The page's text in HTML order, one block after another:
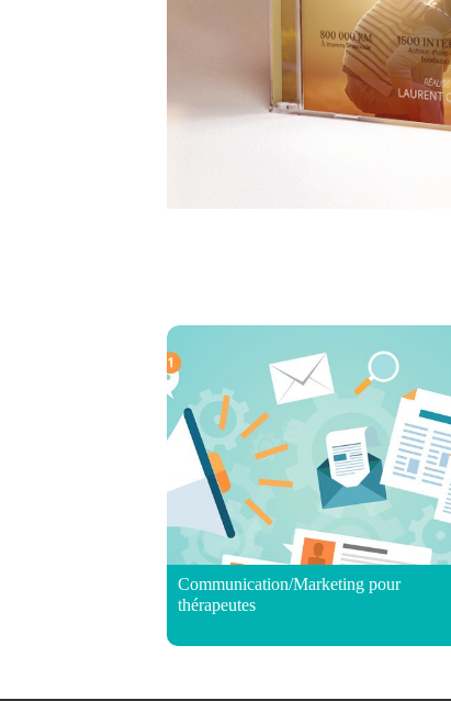
Communication/Marketing pour
thérapeutes